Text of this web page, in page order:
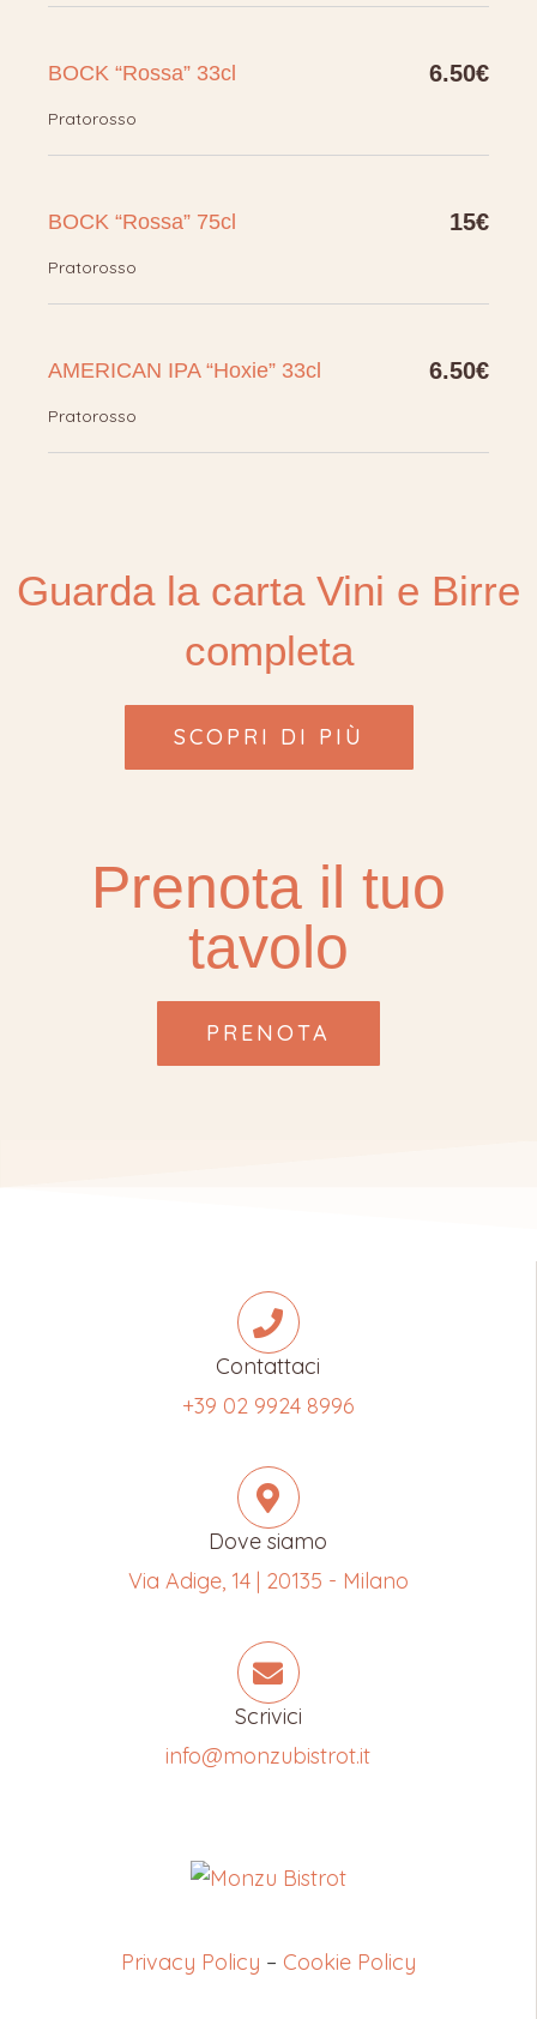
BOCK “Rossa” 33cl 6.50€
Pratorosso
BOCK “Rossa” 75cl 15€
Pratorosso
AMERICAN IPA “Hoxie” 33cl 6.50€
Pratorosso
Guarda la carta Vini e Birre
completa
SCOPRI DI PIÙ
Prenota il tuo
tavolo
PRENOTA
Contattaci
+39 02 9924 8996
Dove siamo
Via Adige, 14 | 20135 - Milano
Scrivici
info@monzubistrot.it
Privacy Policy – Cookie Policy